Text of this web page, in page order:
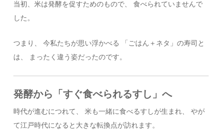
当初、米は発酵を促すためのもので、 食べられていませんで
した。
つまり、 今私たちが思い浮かべる 「ごはん＋ネタ」の寿司と
は、 まったく違う姿だったのです。
発酵から「すぐ食べられるすし」へ
時代が進むにつれて、 米も一緒に食べるすしが生まれ、 やが
て江戸時代になると大きな転換点が訪れます。